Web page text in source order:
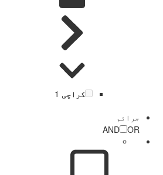
کراچی 1
جرائم
AND
OR